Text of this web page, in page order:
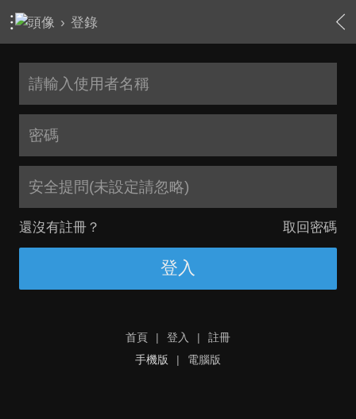
› 登錄
安全提問(未設定請忽略)
還沒有註冊？ 取回密碼
登入
首頁 | 登入 |
註冊
手機版
| 電腦版